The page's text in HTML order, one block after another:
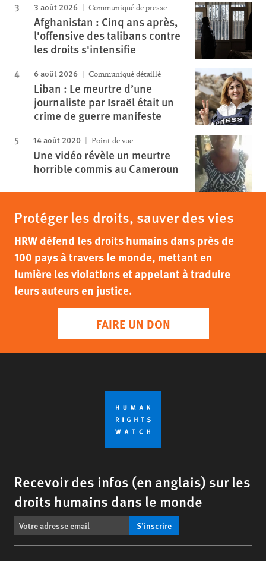
3 août 2026 Communiqué de presse
Afghanistan : Cinq ans après,
l'offensive des talibans contre
les droits s'intensifie
6 août 2026 Communiqué détaillé
Liban : Le meurtre d’une
journaliste par Israël était un
crime de guerre manifeste
14 août 2020 Point de vue
Une vidéo révèle un meurtre
horrible commis au Cameroun
Protéger les droits, sauver des vies
HRW défend les droits humains dans près de
100 pays à travers le monde, mettant en
lumière les violations et appelant à traduire
leurs auteurs en justice.
FAIRE UN DON
Recevoir des infos (en anglais) sur les
droits humains dans le monde
S’inscrire